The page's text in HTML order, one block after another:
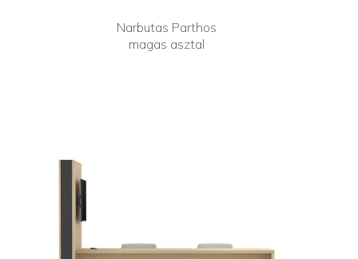
Narbutas Parthos
magas asztal